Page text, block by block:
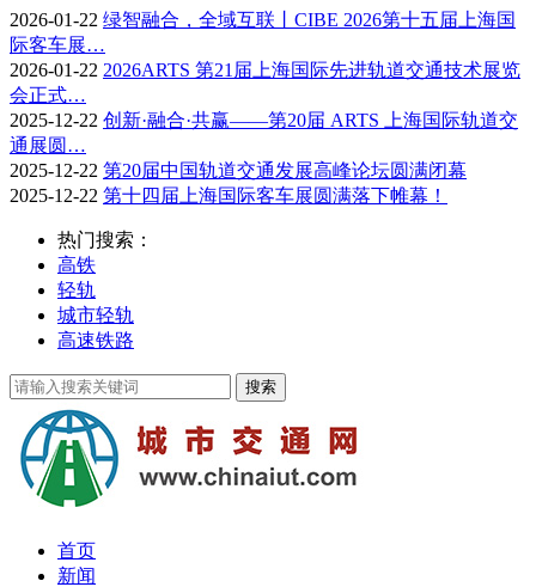
2026-01-22 绿智融合，全域互联丨CIBE 2026第十五届上海国
际客车展…
2026-01-22 2026ARTS 第21届上海国际先进轨道交通技术展览
会正式…
2025-12-22 创新·融合·共赢——第20届 ARTS 上海国际轨道交
通展圆…
2025-12-22 第20届中国轨道交通发展高峰论坛圆满闭幕
2025-12-22 第十四届上海国际客车展圆满落下帷幕！
热门搜索：
高铁
轻轨
城市轻轨
高速铁路
首页
新闻